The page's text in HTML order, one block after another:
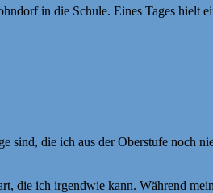
in die Schule. Eines Tages hielt
die ich aus der Oberstufe noch
die ich irgendwie kann. Während